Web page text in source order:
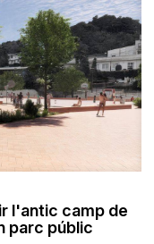
l'antic camp de
parc públic